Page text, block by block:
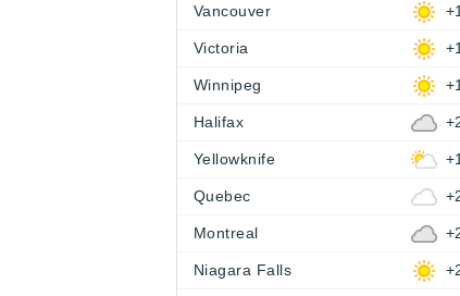
Vancouver
Victoria
Winnipeg
Halifax
Yellowknife
Quebec
Montreal
Niagara Falls